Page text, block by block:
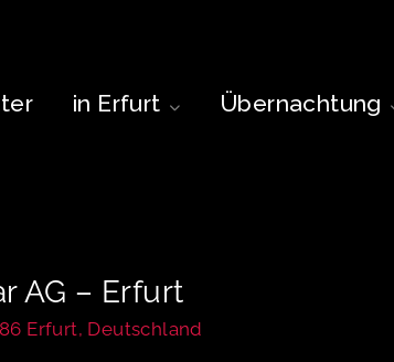
in Erfurt Übernachtung
AG – Erfurt
Erfurt, Deutschland